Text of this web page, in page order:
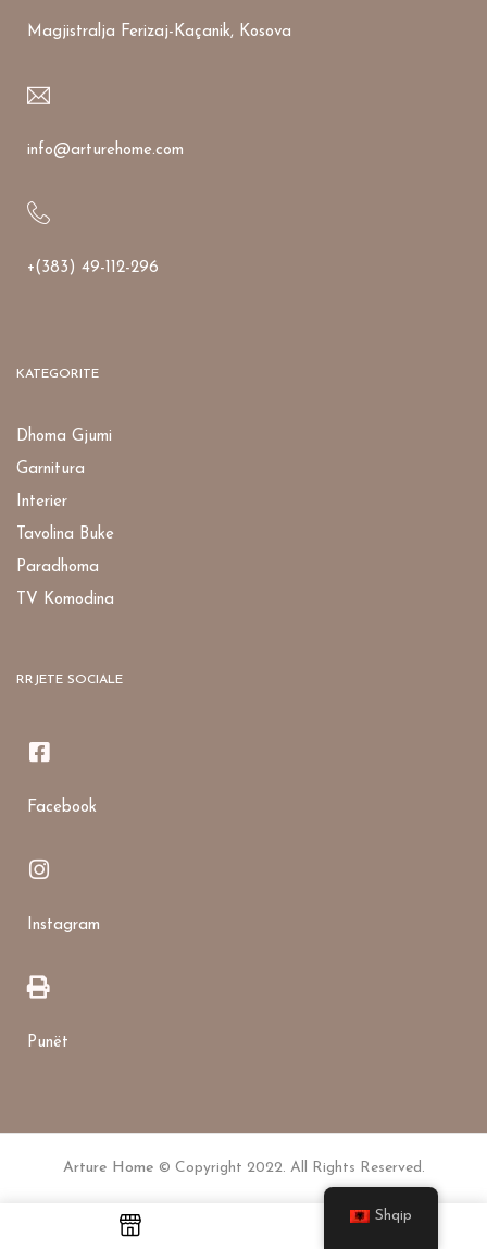
Magjistralja Ferizaj-Kaçanik, Kosova
info@arturehome.com
+(383) 49-112-296
KATEGORITE
Dhoma Gjumi
Garnitura
Interier
Tavolina Buke
Paradhoma
TV Komodina
RRJETE SOCIALE
Facebook
Instagram
Punët
Arture Home © Copyright 2022. All Rights Reserved.
Shqip